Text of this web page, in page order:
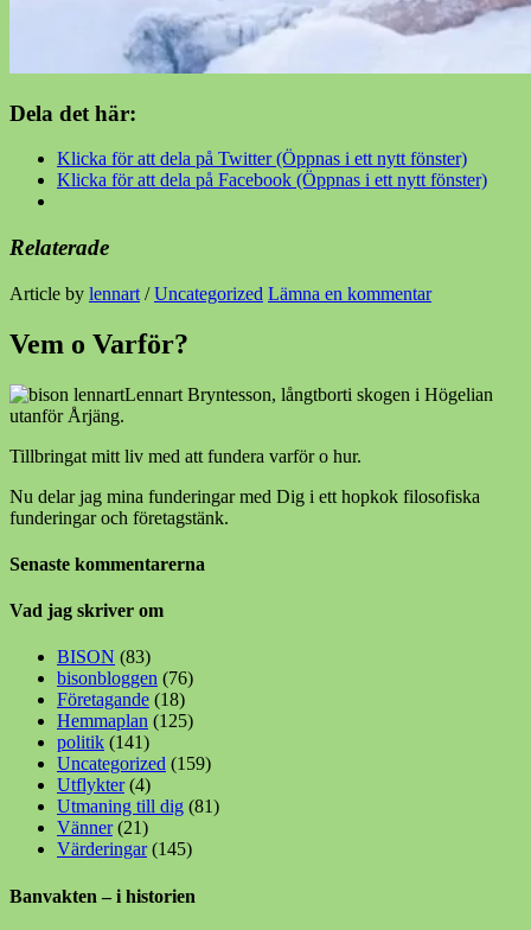
Dela det här:
Klicka för att dela på Twitter (Öppnas i ett nytt fönster)
Klicka för att dela på Facebook (Öppnas i ett nytt fönster)
Relaterade
Article by lennart /Uncategorized Lämna en kommentar
Vem o Varför?
Lennart Bryntesson, långtborti skogen i Högelian
utanför Årjäng.
Tillbringat mitt liv med att fundera varför o hur.
Nu delar jag mina funderingar med Dig i ett hopkok filosofiska
funderingar och företagstänk.
Senaste kommentarerna
Vad jag skriver om
BISON (83)
bisonbloggen (76)
Företagande (18)
Hemmaplan (125)
politik (141)
Uncategorized (159)
Utflykter(4)
Utmaning till dig (81)
Vänner(21)
Värderingar(145)
Banvakten – i historien